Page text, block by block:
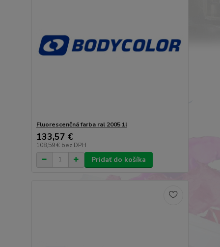
Fluorescenčná farba ral 2005 1l
133,57 €
108,59 € bez DPH
Pridať do košíka